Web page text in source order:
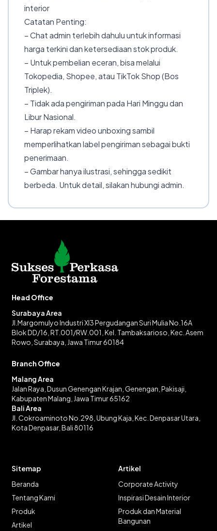
interior
Catatan Penting:
– Chat admin terlebih dahulu untuk informasi
harga terkini dan ketersediaan stok produk.
– Untuk pembelian eceran, bisa melalui
Tokopedia, Shopee, atau TikTok Shop (Bos
Triplek).
– Tidak ada pengiriman pada Hari Minggu dan
Libur Nasional.
– Harap rekam video unboxing sambil
memperlihatkan label pengiriman sebagai bukti
penerimaan.
– Gambar hanya ilustrasi, sehingga sedikit
berbeda. Untuk detail, silakan hubungi admin.
Head Office
Surabaya Area
Jl.Margomulyo Industri XI3 Pergudangan Suri Mulia No.16A
Blok DD/16, RT.001/RW.001, Kel. Tambaksarioso, Kec. Asem
Rowo, Surabaya, Jawa Timur 60184
Branch Office
Malang Area
Jalan Raya, Dusun Genengan Krajan, Genengan, Pakisaji,
Kabupaten Malang, Jawa Timur 65162
Bali Area
Jl. Cokroaminoto No.298, Ubung Kaja, Kec. Denpasar Utara,
Kota Denpasar, Bali 80116
Sitemap
Beranda
Tentang Kami
Produk
Artikel
Artikel
Corporate Activity
Inspirasi Desain Interior
Produk dan Material
Bangunan